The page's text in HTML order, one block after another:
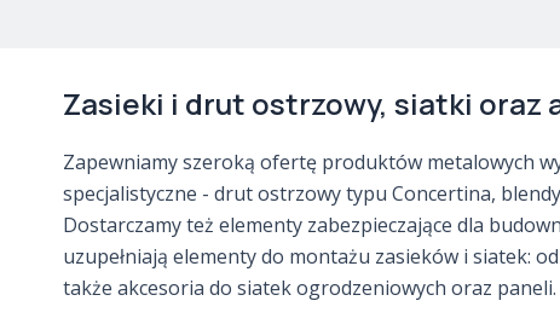
Zasieki i drut ostrzowy, siatki oraz
Zapewniamy szeroką ofertę produktów metalowych
specjalistyczne - drut ostrzowy typu Concertina,
Dostarczamy też elementy zabezpieczające dla
uzupełniają elementy do montażu zasieków i siatek:
także akcesoria do siatek ogrodzeniowych oraz